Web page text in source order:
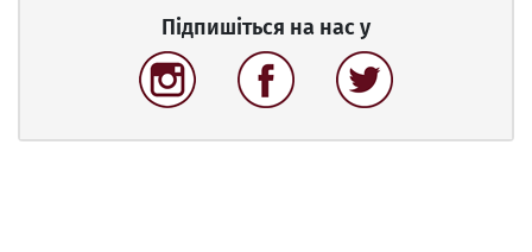
Підпишіться на нас у